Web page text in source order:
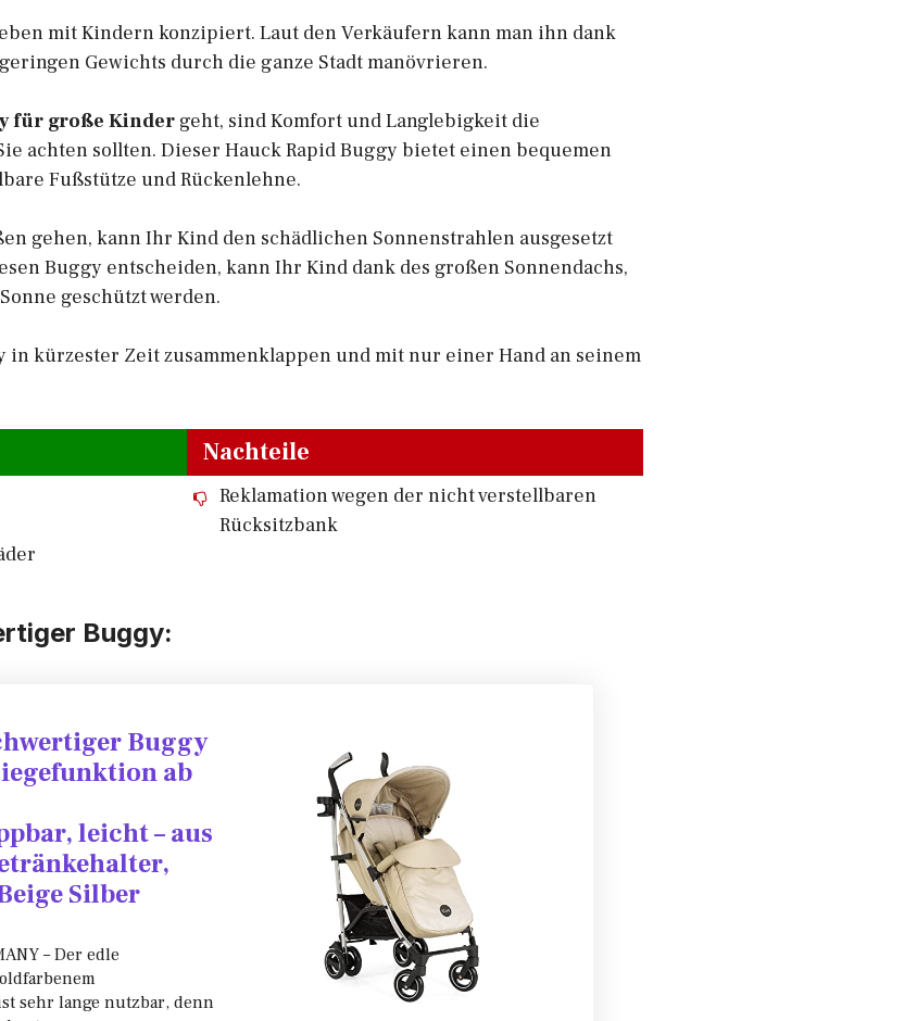
mit Kindern konzipiert. Laut den Verkäufern kann man ihn dank
Gewichts durch die ganze Stadt manövrieren.
für große Kinder geht, sind Komfort und Langlebigkeit die
achten sollten. Dieser Hauck Rapid Buggy bietet einen bequemen
Fußstütze und Rückenlehne.
gehen, kann Ihr Kind den schädlichen Sonnenstrahlen ausgesetzt
Buggy entscheiden, kann Ihr Kind dank des großen Sonnendachs,
geschützt werden.
in kürzester Zeit zusammenklappen und mit nur einer Hand an seinem
Nachteile
Reklamation wegen der nicht verstellbaren
Rücksitzbank
Buggy:
Buggy
ab
leicht – aus
Silber
– Der edle
sehr lange nutzbar, denn